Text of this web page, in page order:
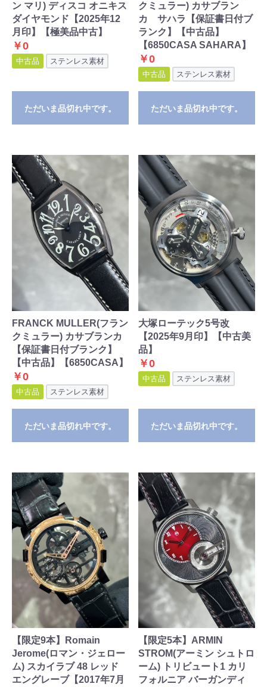
ン マリ) ディスコ オニキス
ダイヤモンド【2025年12
月印】【極美品中古】
￥0
中古品 ステンレス素材
ただいま品切れ中です。
クミュラー) カサブラン
カ サハラ【保証書日付ブ
ランク】【中古品】
【6850CASA SAHARA】
￥0
中古品 ステンレス素材
ただいま品切れ中です。
FRANCK MULLER(フラン
クミュラー) カサブランカ
【保証書日付ブランク】
【中古品】【6850CASA】
￥0
中古品 ステンレス素材
ただいま品切れ中です。
大塚ローテック5号改
【2025年9月印】【中古美
品】
￥0
中古品 ステンレス素材
ただいま品切れ中です。
【限定9本】Romain
Jerome(ロマン・ジェロー
ム) スカイラブ 48 レッド
エングレーブ【2017年7月
【限定5本】ARMIN
STROM(アーミン シュトロ
ーム) トリビュート1 カリ
フォルニア バーガンディ